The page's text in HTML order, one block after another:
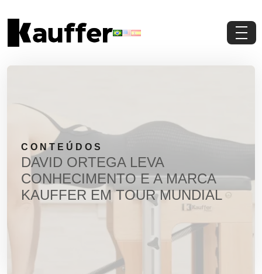
Materiais Gratuitos
CONTEÚDOS
DAVID ORTEGA LEVA
CONHECIMENTO E A MARCA
KAUFFER EM TOUR MUNDIAL